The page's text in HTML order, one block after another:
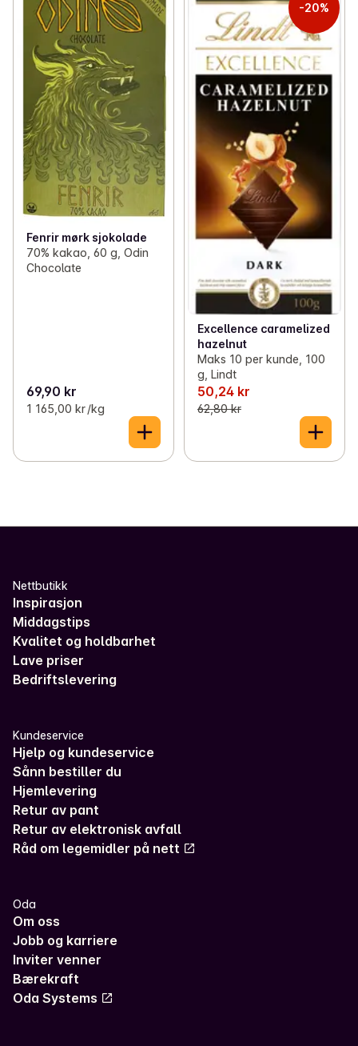
Fenrir mørk sjokolade
70% kakao, 60 g, Odin
Chocolate
69,90 kr
1 165,00 kr /kg
-20%
Excellence caramelized
hazelnut
Maks 10 per kunde, 100
g, Lindt
50,24 kr
62,80 kr
Nettbutikk
Inspirasjon
Middagstips
Kvalitet og holdbarhet
Lave priser
Bedriftslevering
Kundeservice
Hjelp og kundeservice
Sånn bestiller du
Hjemlevering
Retur av pant
Retur av elektronisk avfall
Råd om legemidler på nett
Oda
Om oss
Jobb og karriere
Inviter venner
Bærekraft
Oda Systems